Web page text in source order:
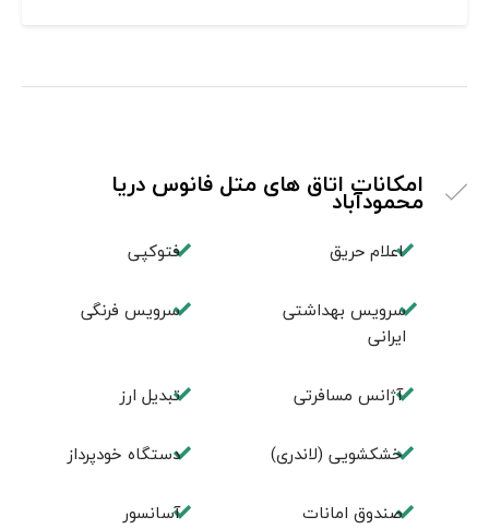
امکانات اتاق های متل فانوس دریا
محمودآباد
اعلام حریق فتوکپی
سرویس بهداشتی
ایرانی
سرویس فرنگی
آژانس مسافرتی تبديل ارز
خشکشویی (لاندری) دستگاه خودپرداز
صندوق امانات آسانسور